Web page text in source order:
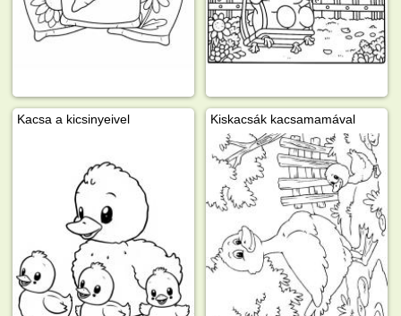
Kacsa a kicsinyeivel Kiskacsák kacsamamával